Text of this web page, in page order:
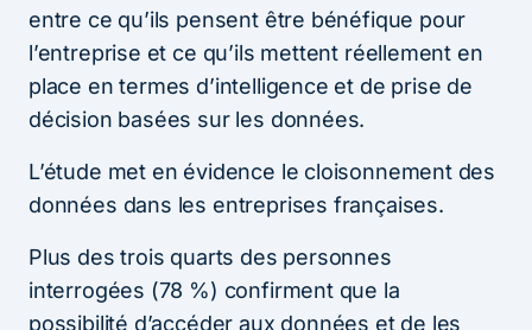
entre ce qu’ils pensent être bénéfique pour
l’entreprise et ce qu’ils mettent réellement en
place en termes d’intelligence et de prise de
décision basées sur les données.
L’étude met en évidence le cloisonnement des
données dans les entreprises françaises.
Plus des trois quarts des personnes
interrogées (78 %) confirment que la
possibilité d’accéder aux données et de les